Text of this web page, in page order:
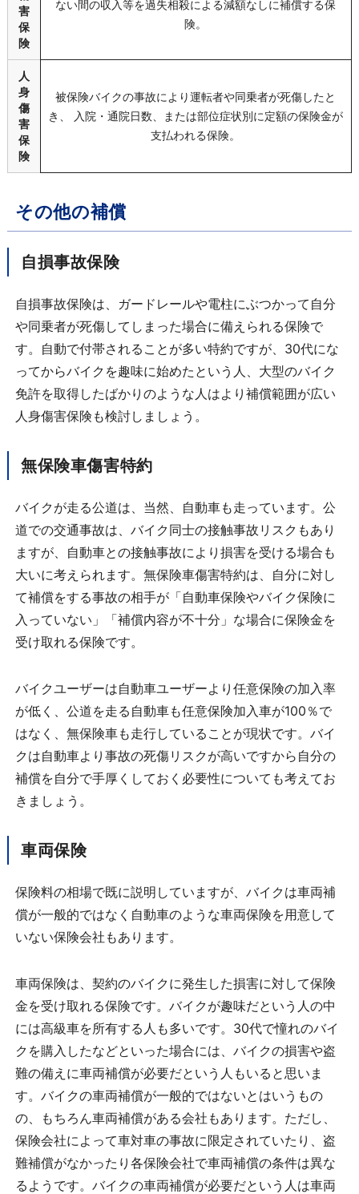
害
保
険
ない間の収入等を過失相殺による減額なしに補償する保
険。
人
身
傷
害
保
険
被保険バイクの事故により運転者や同乗者が死傷したと
き、 入院・通院日数、または部位症状別に定額の保険金が
支払われる保険。
その他の補償
自損事故保険
自損事故保険は、ガードレールや電柱にぶつかって自分
や同乗者が死傷してしまった場合に備えられる保険で
す。自動で付帯されることが多い特約ですが、30代にな
ってからバイクを趣味に始めたという人、大型のバイク
免許を取得したばかりのような人はより補償範囲が広い
人身傷害保険も検討しましょう。
無保険車傷害特約
バイクが走る公道は、当然、自動車も走っています。公
道での交通事故は、バイク同士の接触事故リスクもあり
ますが、自動車との接触事故により損害を受ける場合も
大いに考えられます。無保険車傷害特約は、自分に対し
て補償をする事故の相手が「自動車保険やバイク保険に
入っていない」「補償内容が不十分」な場合に保険金を
受け取れる保険です。
バイクユーザーは自動車ユーザーより任意保険の加入率
が低く、公道を走る自動車も任意保険加入車が100％で
はなく、無保険車も走行していることが現状です。バイ
クは自動車より事故の死傷リスクが高いですから自分の
補償を自分で手厚くしておく必要性についても考えてお
きましょう。
車両保険
保険料の相場で既に説明していますが、バイクは車両補
償が一般的ではなく自動車のような車両保険を用意して
いない保険会社もあります。
車両保険は、契約のバイクに発生した損害に対して保険
金を受け取れる保険です。バイクが趣味だという人の中
には高級車を所有する人も多いです。30代で憧れのバイ
クを購入したなどといった場合には、バイクの損害や盗
難の備えに車両補償が必要だという人もいると思いま
す。バイクの車両補償が一般的ではないとはいうもの
の、もちろん車両補償がある会社もあります。ただし、
保険会社によって車対車の事故に限定されていたり、盗
難補償がなかったり各保険会社で車両補償の条件は異な
るようです。バイクの車両補償が必要だという人は車両